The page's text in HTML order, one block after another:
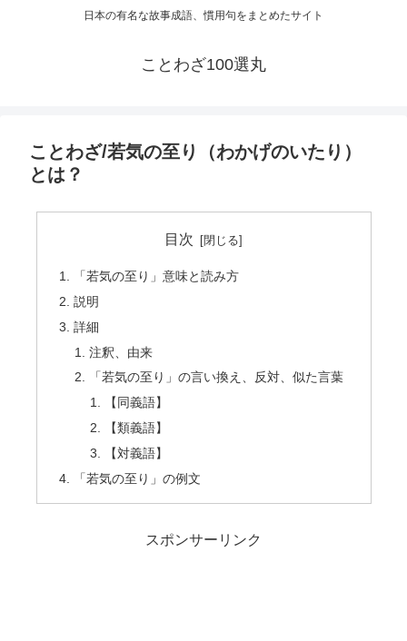
日本の有名な故事成語、慣用句をまとめたサイト
ことわざ100選丸
ことわざ/若気の至り（わかげのいたり）
とは？
目次
「若気の至り」意味と読み方
説明
詳細
注釈、由来
「若気の至り」の言い換え、反対、似た言葉
【同義語】
【類義語】
【対義語】
「若気の至り」の例文
スポンサーリンク